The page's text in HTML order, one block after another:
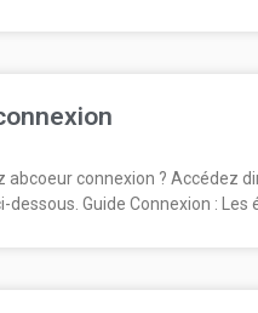
abcoeur connexion ? Accédez
dessous. Guide Connexion : Les